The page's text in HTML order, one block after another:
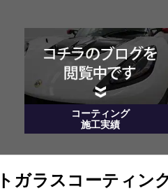
コーティング
施工実績
ガラスコーティン